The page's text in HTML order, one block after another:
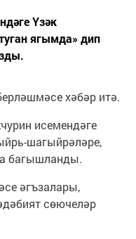
Үзәк
ягымда» дип
хәбәр итә.
исемендәге
шагыйрәләре,
багышланды.
әгъзалары,
сөючеләр